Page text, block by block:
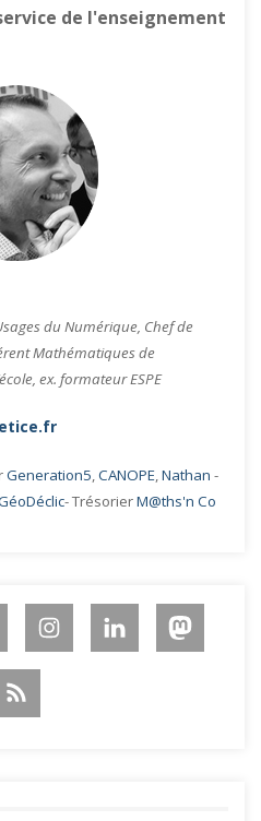
de l'enseignement
du Numérique, Chef de
Mathématiques de
ex. formateur ESPE
Generation5 CANOPE Nathan -
- TrésorierM@ths'n Co